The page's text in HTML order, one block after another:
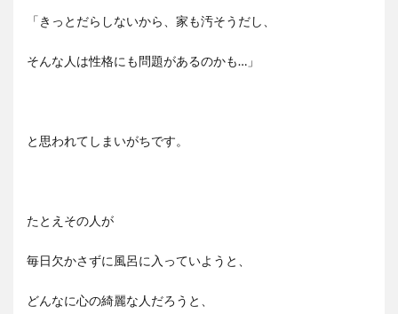
「きっとだらしないから、家も汚そうだし、
そんな人は性格にも問題があるのかも…」
と思われてしまいがちです。
たとえその人が
毎日欠かさずに風呂に入っていようと、
どんなに心の綺麗な人だろうと、